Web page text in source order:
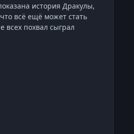
история Дракулы,
всё ещё может стать
похвал сыграл